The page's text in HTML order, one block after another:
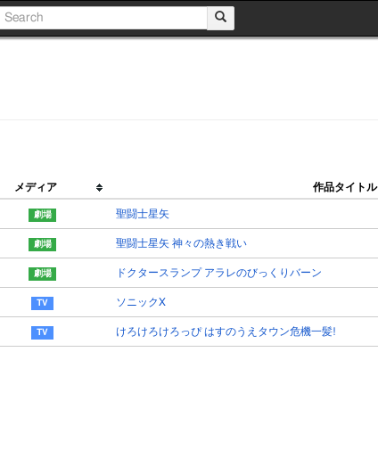
メディア 作品タイトル
聖闘士星矢
聖闘士星矢 神々の熱き戦い
ドクタースランプ アラレのびっくりバーン
ソニックX
けろけろけろっぴ はすのうえタウン危機一髪!